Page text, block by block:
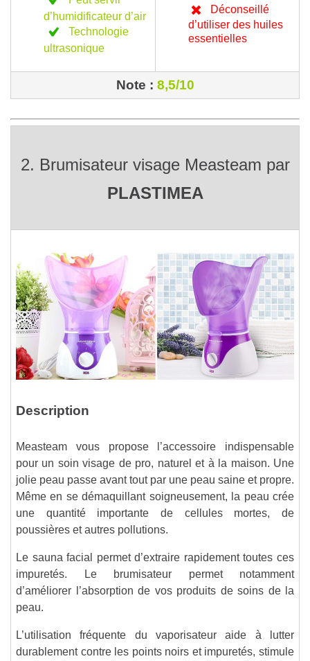
d’humidificateur d’air
Technologie
ultrasonique
Déconseillé
d’utiliser des huiles
essentielles
Note : 8,5/10
2. Brumisateur visage Measteam par
PLASTIMEA
Description
Measteam vous propose l’accessoire indispensable
pour un soin visage de pro, naturel et à la maison. Une
jolie peau passe avant tout par une peau saine et propre.
Même en se démaquillant soigneusement, la peau crée
une quantité importante de cellules mortes, de
poussières et autres pollutions.
Le sauna facial permet d’extraire rapidement toutes ces
impuretés. Le brumisateur permet notamment
d’améliorer l’absorption de vos produits de soins de la
peau.
L’utilisation fréquente du vaporisateur aide à lutter
durablement contre les points noirs et impuretés, stimule